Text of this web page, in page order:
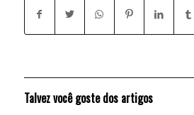
Talvez você goste dos artigos